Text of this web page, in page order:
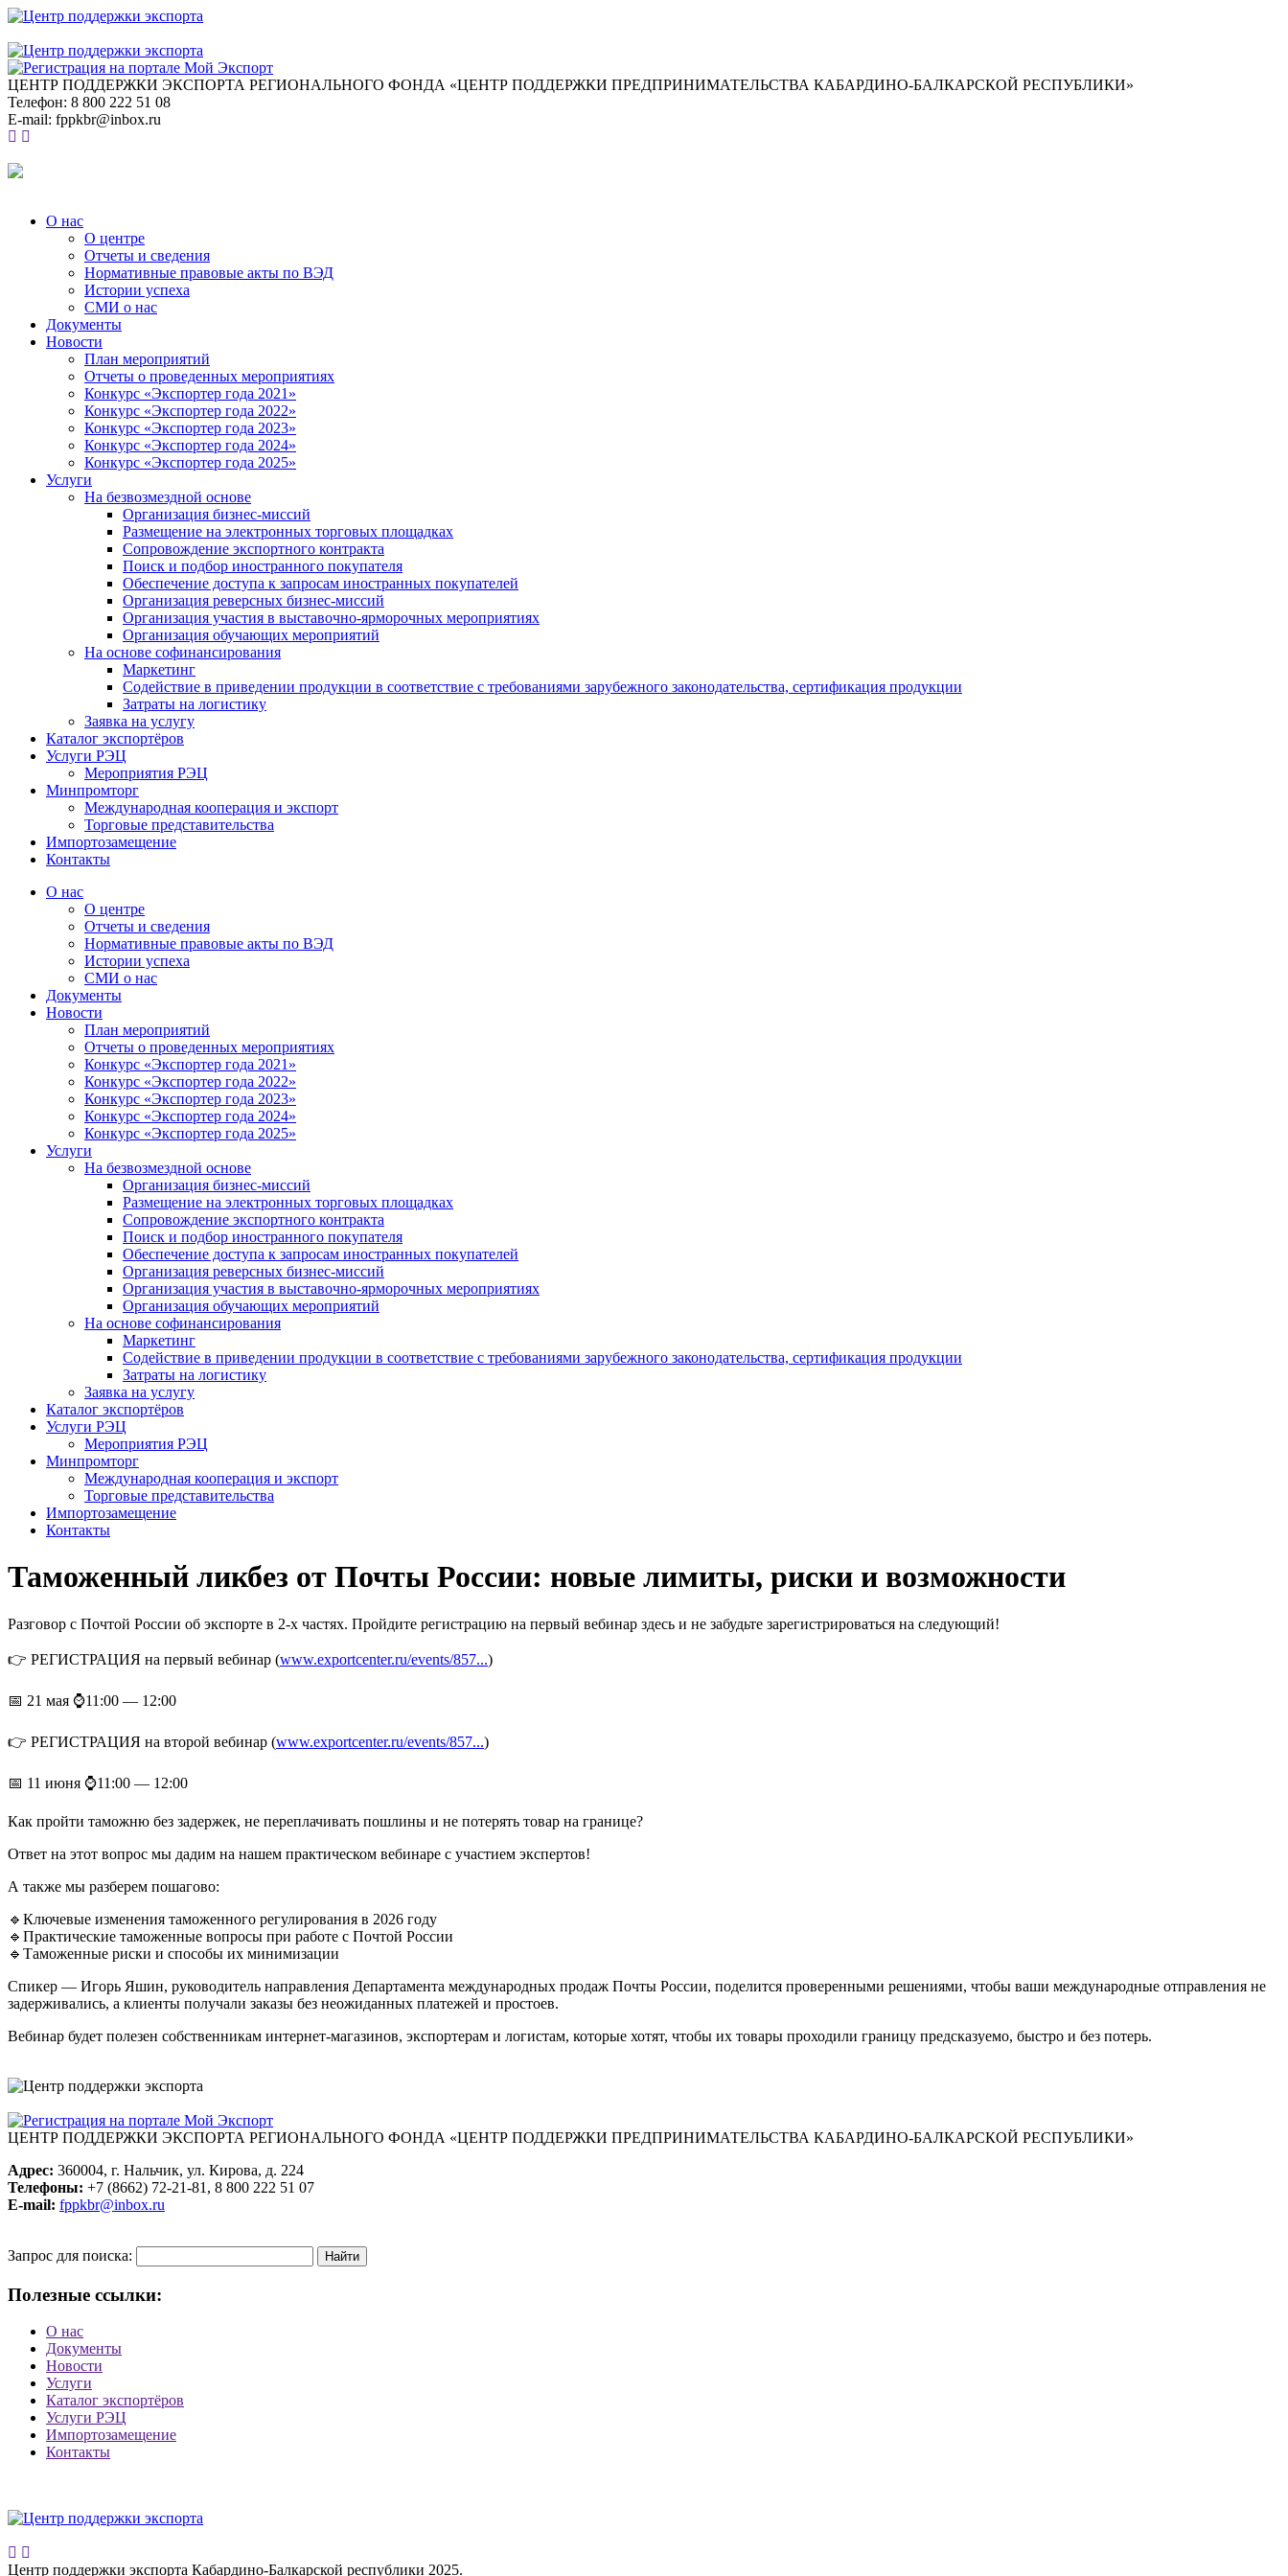
ЦЕНТР ПОДДЕРЖКИ ЭКСПОРТА РЕГИОНАЛЬНОГО ФОНДА «ЦЕНТР ПОДДЕРЖКИ ПРЕДПРИНИМАТЕЛЬСТВА КАБАРДИНО-БАЛКАРСКОЙ РЕСПУБЛИКИ»
Телефон: 8 800 222 51 08
E-mail: fppkbr@inbox.ru
О нас
О центре
Отчеты и сведения
Нормативные правовые акты по ВЭД
Истории успеха
СМИ о нас
Документы
Новости
План мероприятий
Отчеты о проведенных мероприятиях
Конкурс «Экспортер года 2021»
Конкурс «Экспортер года 2022»
Конкурс «Экспортер года 2023»
Конкурс «Экспортер года 2024»
Конкурс «Экспортер года 2025»
Услуги
На безвозмездной основе
Организация бизнес-миссий
Размещение на электронных торговых площадках
Сопровождение экспортного контракта
Поиск и подбор иностранного покупателя
Обеспечение доступа к запросам иностранных покупателей
Организация реверсных бизнес-миссий
Организация участия в выставочно-ярморочных мероприятиях
Организация обучающих мероприятий
На основе софинансирования
Маркетинг
Содействие в приведении продукции в соответствие с требованиями зарубежного законодательства, сертификация продукции
Затраты на логистику
Заявка на услугу
Каталог экспортёров
Услуги РЭЦ
Мероприятия РЭЦ
Минпромторг
Международная кооперация и экспорт
Торговые представительства
Импортозамещение
Контакты
О нас
О центре
Отчеты и сведения
Нормативные правовые акты по ВЭД
Истории успеха
СМИ о нас
Документы
Новости
План мероприятий
Отчеты о проведенных мероприятиях
Конкурс «Экспортер года 2021»
Конкурс «Экспортер года 2022»
Конкурс «Экспортер года 2023»
Конкурс «Экспортер года 2024»
Конкурс «Экспортер года 2025»
Услуги
На безвозмездной основе
Организация бизнес-миссий
Размещение на электронных торговых площадках
Сопровождение экспортного контракта
Поиск и подбор иностранного покупателя
Обеспечение доступа к запросам иностранных покупателей
Организация реверсных бизнес-миссий
Организация участия в выставочно-ярморочных мероприятиях
Организация обучающих мероприятий
На основе софинансирования
Маркетинг
Содействие в приведении продукции в соответствие с требованиями зарубежного законодательства, сертификация продукции
Затраты на логистику
Заявка на услугу
Каталог экспортёров
Услуги РЭЦ
Мероприятия РЭЦ
Минпромторг
Международная кооперация и экспорт
Торговые представительства
Импортозамещение
Контакты
Таможенный ликбез от Почты России: новые лимиты, риски и возможности
Разговор с Почтой России об экспорте в 2-х частях. Пройдите регистрацию на первый вебинар здесь и не забудьте зарегистрироваться на следующий!
👉 РЕГИСТРАЦИЯ на первый вебинар (www.exportcenter.ru/events/857...)
📅 21 мая ⌚️11:00 — 12:00
👉 РЕГИСТРАЦИЯ на второй вебинар (www.exportcenter.ru/events/857...)
📅 11 июня ⌚️11:00 — 12:00
Как пройти таможню без задержек, не переплачивать пошлины и не потерять товар на границе?
Ответ на этот вопрос мы дадим на нашем практическом вебинаре с участием экспертов!
А также мы разберем пошагово:
🔹Ключевые изменения таможенного регулирования в 2026 году
🔹Практические таможенные вопросы при работе с Почтой России
🔹Таможенные риски и способы их минимизации
Спикер — Игорь Яшин, руководитель направления Департамента международных продаж Почты России, поделится проверенными решениями, чтобы ваши международные отправления не
задерживались, а клиенты получали заказы без неожиданных платежей и простоев.
Вебинар будет полезен собственникам интернет-магазинов, экспортерам и логистам, которые хотят, чтобы их товары проходили границу предсказуемо, быстро и без потерь.
ЦЕНТР ПОДДЕРЖКИ ЭКСПОРТА РЕГИОНАЛЬНОГО ФОНДА «ЦЕНТР ПОДДЕРЖКИ ПРЕДПРИНИМАТЕЛЬСТВА КАБАРДИНО-БАЛКАРСКОЙ РЕСПУБЛИКИ»
Адрес: 360004, г. Нальчик, ул. Кирова, д. 224
Телефоны: +7 (8662) 72-21-81, 8 800 222 51 07
E-mail: fppkbr@inbox.ru
Запрос для поиска:
Полезные ссылки:
О нас
Документы
Новости
Услуги
Каталог экспортёров
Услуги РЭЦ
Импортозамещение
Контакты
Центр поддержки экспорта Кабардино-Балкарской республики 2025.